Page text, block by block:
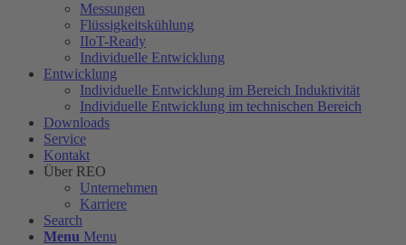
Messungen
Flüssigkeitskühlung
IIoT-Ready
Individuelle Entwicklung
Entwicklung
Individuelle Entwicklung im Bereich Induktivität
Individuelle Entwicklung im technischen Bereich
Downloads
Service
Kontakt
Über REO
Unternehmen
Karriere
Search
Menu Menu